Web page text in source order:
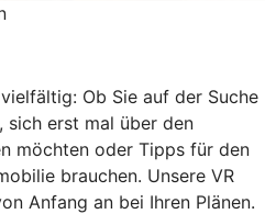
Ob Sie auf der Suche
sich erst mal über den
möchten oder Tipps für den
brauchen. Unsere VR
Anfang an bei Ihren Plänen.